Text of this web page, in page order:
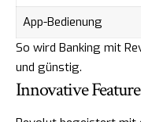
App-Bedienung
So wird Banking mit
und günstig.
Innovative